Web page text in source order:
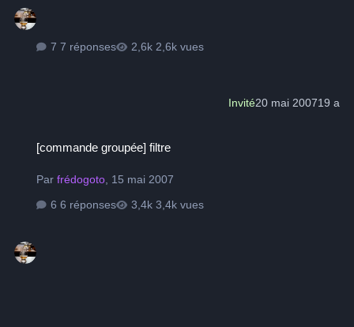
7 réponses 2,6k vues
Invité20 mai 200719 a
[commande groupée] filtre
Parfrédogoto, 15 mai 2007
6 réponses
3,4k vues